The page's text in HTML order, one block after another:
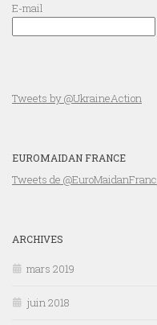
E-mail
Tweets by @UkraineAction
EUROMAIDAN FRANCE
Tweets de @EuroMaidanFranc
ARCHIVES
mars 2019
juin 2018